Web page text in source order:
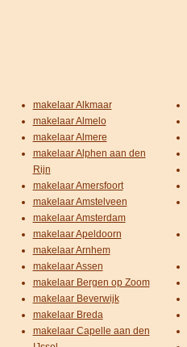
makelaar Alkmaar
makelaar Almelo
makelaar Almere
makelaar Alphen aan den
Rijn
makelaar Amersfoort
makelaar Amstelveen
makelaar Amsterdam
makelaar Apeldoorn
makelaar Arnhem
makelaar Assen
makelaar Bergen op Zoom
makelaar Beverwijk
makelaar Breda
makelaar Capelle aan den